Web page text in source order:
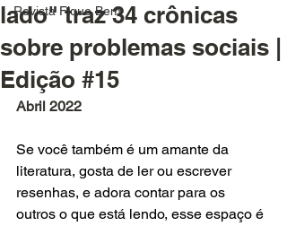
Revista Fique Bem
lado" traz 34 crônicas
sobre problemas sociais |
Edição #15
Abril 2022
Se você também é um amante da
literatura, gosta de ler ou escrever
resenhas, e adora contar para os
outros o que está lendo, esse espaço é